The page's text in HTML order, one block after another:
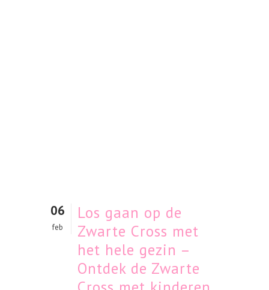
06
feb
Los gaan op de
Zwarte Cross met
het hele gezin –
Ontdek de Zwarte